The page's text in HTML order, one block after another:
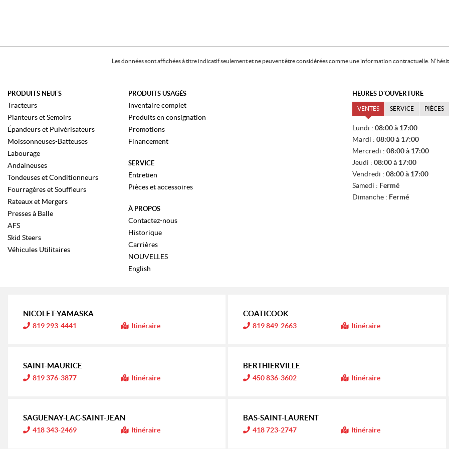
Les données sont affichées à titre indicatif seulement et ne peuvent être considérées comme une information contractuelle.
PRODUITS NEUFS
Tracteurs
Planteurs et Semoirs
Épandeurs et Pulvérisateurs
Moissonneuses-Batteuses
Labourage
Andaineuses
Tondeuses et Conditionneurs
Fourragères et Souffleurs
Rateaux et Mergers
Presses à Balle
AFS
Skid Steers
Véhicules Utilitaires
PRODUITS USAGÉS
Inventaire complet
Produits en consignation
Promotions
Financement
SERVICE
Entretien
Pièces et accessoires
À PROPOS
Contactez-nous
Historique
Carrières
NOUVELLES
English
HEURES D'OUVERTURE
VENTES SERVICE PIÈCES
V
E
N
T
E
S
Lundi : 08:00 à 17:00
Mardi : 08:00 à 17:00
Mercredi : 08:00 à 17:00
Jeudi : 08:00 à 17:00
Vendredi : 08:00 à 17:00
Samedi : Fermé
Dimanche : Fermé
NICOLET-YAMASKA
I
a
i
819 293-4441 Itinéraire
SAINT-MAURICE
I
a
i
819 376-3877 Itinéraire
SAGUENAY-LAC-SAINT-JEAN
I
418 343-2469 Itinéraire
COATICOOK
I
a
i
819 849-2663 Itinéraire
BERTHIERVILLE
I
a
i
450 836-3602 Itinéraire
BAS-SAINT-LAURENT
I
418 723-2747 Itinéraire